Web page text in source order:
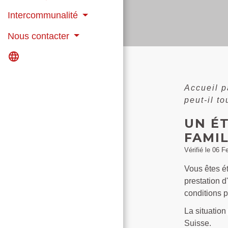
Intercommunalité
Nous contacter
language
Accueil
peut-il
UN
Vérifié le 06
Vous êtes
prestation
conditions
La
Suisse.